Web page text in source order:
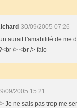
30/09/2005 07:26
aurait l'amabilité de me
/> <br /> falo
09/2005 15:21
Je ne sais pas trop me